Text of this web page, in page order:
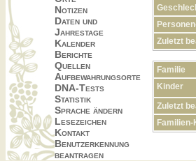
Notizen
Daten und
Jahrestage
Kalender
Berichte
Quellen
Aufbewahrungsorte
DNA-Tests
Statistik
Sprache ändern
Lesezeichen
Kontakt
Benutzerkennung
beantragen
Zuletzt
Familie
Kinder
Zuletzt
Familien-